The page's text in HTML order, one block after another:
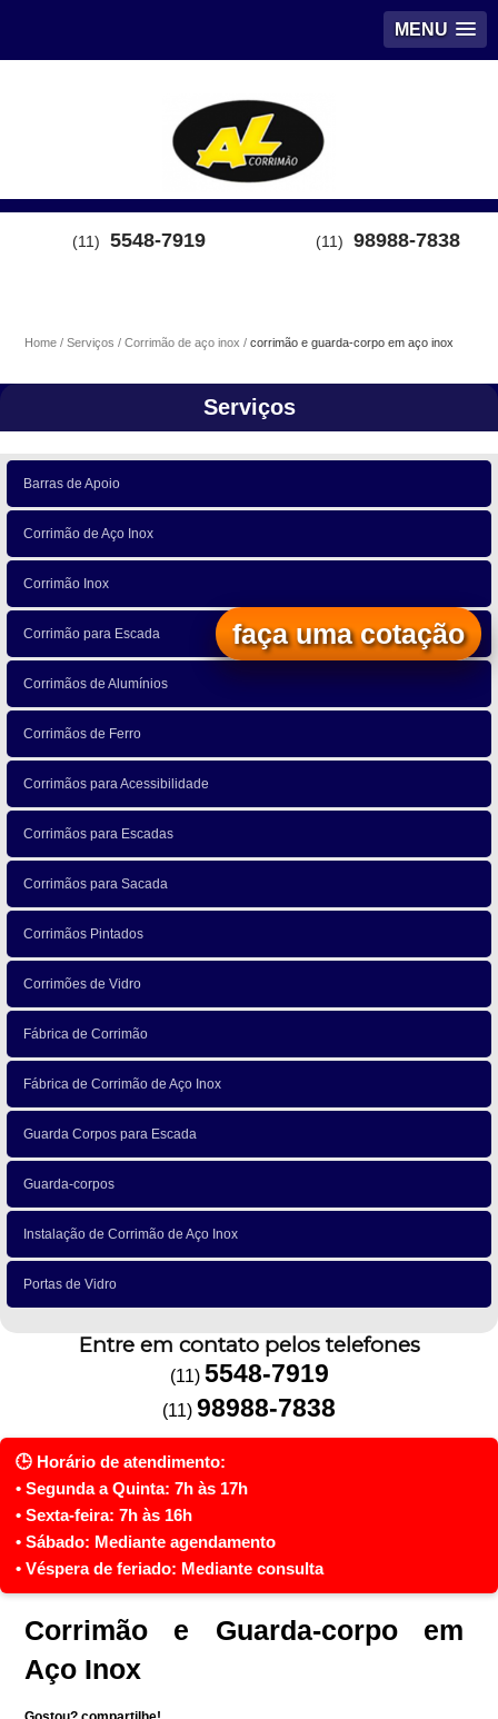
MENU
(11) 5548-7919 (11) 98988-7838
Home Serviços Corrimão de aço inox corrimão e guarda-corpo em aço inox
Serviços
Barras de Apoio
Corrimão de Aço Inox
Corrimão Inox
Corrimão para Escada
Corrimãos de Alumínios
Corrimãos de Ferro
Corrimãos para Acessibilidade
Corrimãos para Escadas
Corrimãos para Sacada
Corrimãos Pintados
Corrimões de Vidro
Fábrica de Corrimão
Fábrica de Corrimão de Aço Inox
Guarda Corpos para Escada
Guarda-corpos
Instalação de Corrimão de Aço Inox
Portas de Vidro
Entre em contato pelos telefones
(11) 5548-7919
(11) 98988-7838
Corrimão e Guarda-corpo em
Aço Inox
faça uma cotação